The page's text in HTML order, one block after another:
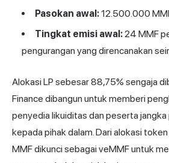
Pasokan awal:12.500.000
Tingkat emisi awal:24 MMF
pengurangan yang direncanakan
Alokasi LP sebesar 88,75% sengaja
Finance dibangun untuk memberi
penyedia likuiditas dan peserta jangka
kepada pihak dalam. Dari alokasi
MMF dikunci sebagai veMMF untuk